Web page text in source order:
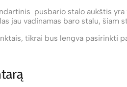
pusbario stalo aukštis
jau vadinamas baro stalu,
tikrai bus lengva pasirinkti